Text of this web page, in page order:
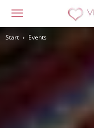
Start Events